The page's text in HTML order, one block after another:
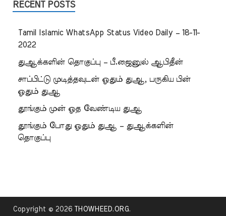
RECENT POSTS
Tamil Islamic WhatsApp Status Video Daily – 18-11-
2022
துஆக்களின் தொகுப்பு – பீ.ஜைனுல் ஆபிதீன்
சாப்பிட்டு முடித்தவுடன் ஓதும் துஆ, பருகிய பின்
ஓதும் துஆ
தூங்கும் முன் ஓத வேண்டிய துஆ
தூங்கும் போது ஓதும் துஆ – துஆக்களின்
தொகுப்பு
Copyright © 2026 THOWHEED.ORG.